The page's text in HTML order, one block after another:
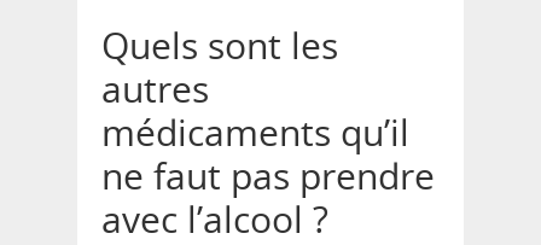
Quels sont les
autres
médicaments qu’il
ne faut pas prendre
avec l’alcool ?